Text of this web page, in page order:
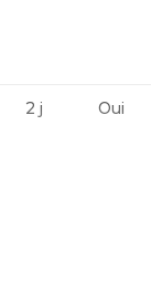
2 j Oui